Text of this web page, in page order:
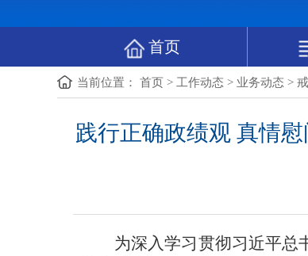
首页
当前位置： 首页 > 工作动态 > 业务动态 >
践行正确政绩观 真情
为深入学习贯彻习近平总